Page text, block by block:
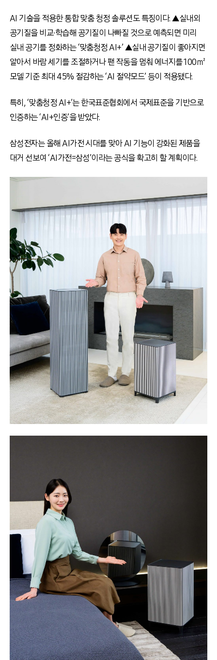
AI 기술을 적용한 통합 맞춤 청정 솔루션도 특징이다. ▲실내외
공기질을 비교∙학습해 공기질이 나빠질 것으로 예측되면 미리
실내 공기를 정화하는 ‘맞춤청정 AI+’ ▲실내 공기질이 좋아지면
알아서 바람 세기를 조절하거나 팬 작동을 멈춰 에너지를 100㎡
모델 기준 최대 45% 절감하는 ‘AI 절약모드’ 등이 적용됐다.
특히, ‘맞춤청정 AI+’는 한국표준협회에서 국제표준을 기반으로
인증하는 ‘AI+인증’을 받았다.
삼성전자는 올해 AI가전 시대를 맞아 AI 기능이 강화된 제품을
대거 선보여 ‘AI가전=삼성’이라는 공식을 확고히 할 계획이다.